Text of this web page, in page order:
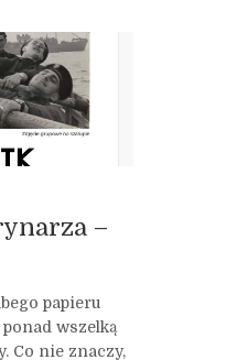
–
papieru
wszelką
Co nie znaczy,